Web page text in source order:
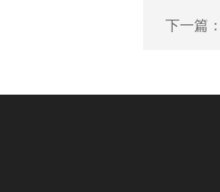
下一篇